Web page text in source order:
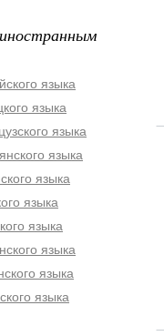
языка
языка
языка
языка
языка
языка
языка
языка
языка
языка